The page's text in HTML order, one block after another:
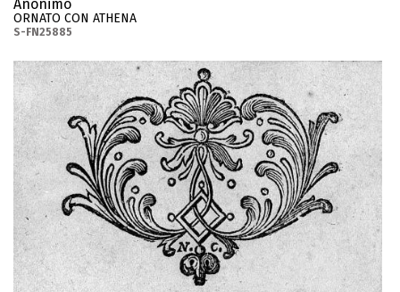
Anonimo
ORNATO CON ATHENA
S-FN25885